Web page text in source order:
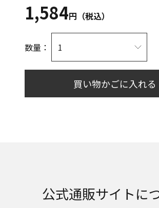
1,584円（税込）
数量：
買い物かごに入れる
公式通販サイトに